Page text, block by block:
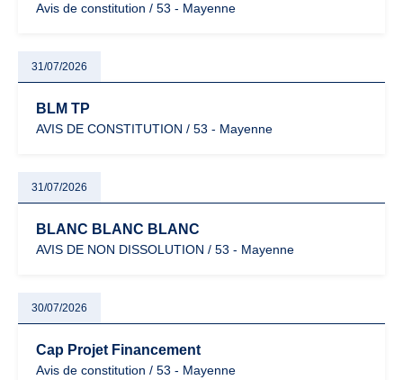
Avis de constitution / 53 - Mayenne
31/07/2026
BLM TP
AVIS DE CONSTITUTION / 53 - Mayenne
31/07/2026
BLANC BLANC BLANC
AVIS DE NON DISSOLUTION / 53 - Mayenne
30/07/2026
Cap Projet Financement
Avis de constitution / 53 - Mayenne